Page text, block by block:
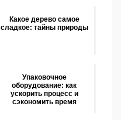
Какое дерево самое
сладкое: тайны природы
Упаковочное
оборудование: как
ускорить процесс и
сэкономить время